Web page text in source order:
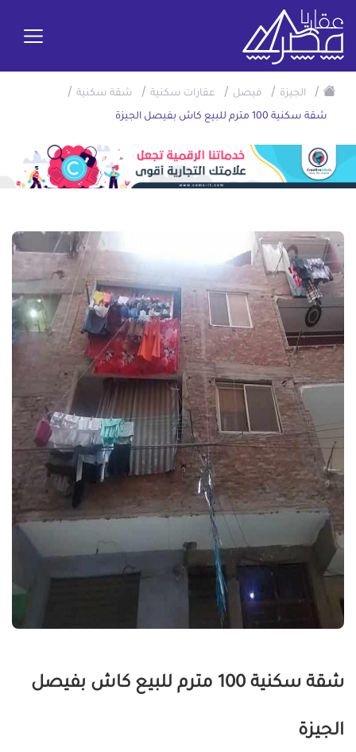
/ الجيزة / فيصل / عقارات سكنية / شقة سكنية /
شقة سكنية 100 مترم للبيع كاش بفيصل الجيزة
شقة سكنية 100 مترم للبيع كاش بفيصل
الجيزة